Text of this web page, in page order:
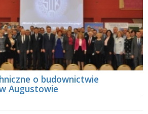
o budownictwie
Augustowie